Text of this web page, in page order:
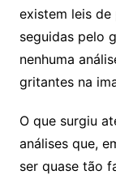
existem leis
seguidas pelo
nenhuma
gritantes na
O que surgiu
análises que,
ser quase tão